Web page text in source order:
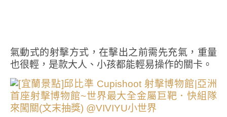
氣動式的射擊方式，在擊出之前需先充氣，重量
也很輕，是款大人、小孩都能輕易操作的關卡。